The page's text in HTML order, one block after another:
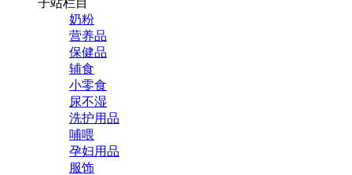
子站栏目
奶粉
营养品
保健品
辅食
小零食
尿不湿
洗护用品
哺喂
孕妇用品
服饰